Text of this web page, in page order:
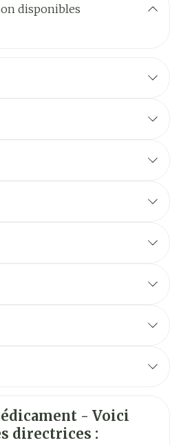
disponibles
Hc
la sécurité
- Voici
directrices :